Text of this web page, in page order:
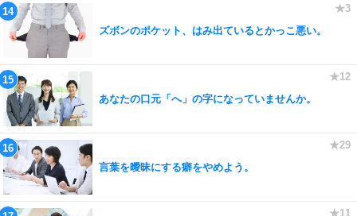
ズボンのポケット、はみ出ているとかっこ悪い。
あなたの口元「へ」の字になっていませんか。
言葉を曖昧にする癖をやめよう。